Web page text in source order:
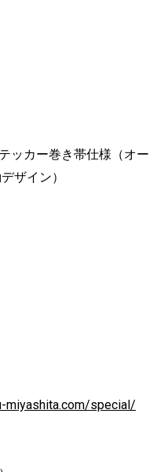
ッカー巻き帯仕様（オー
ザイン）
miyashita.com/special/